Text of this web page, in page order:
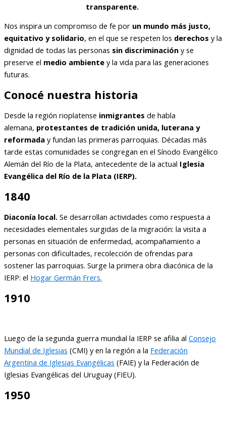
transparente.
Nos inspira un compromiso de fe por un mundo más justo,
equitativo y solidario, en el que se respeten los derechos y la
dignidad de todas las personas sin discriminación y se
preserve el medio ambiente y la vida para las generaciones
futuras.
Conocé nuestra historia
Desde la región rioplatense inmigrantes de habla
alemana, protestantes de tradición unida, luterana y
reformada y fundan las primeras parroquias. Décadas más
tarde estas comunidades se congregan en el Sínodo Evangélico
Alemán del Río de la Plata, antecedente de la actual Iglesia
Evangélica del Río de la Plata (IERP).
1840
Diaconía local. Se desarrollan actividades como respuesta a
necesidades elementales surgidas de la migración: la visita a
personas en situación de enfermedad, acompañamiento a
personas con dificultades, recolección de ofrendas para
sostener las parroquias. Surge la primera obra diacónica de la
IERP: el Hogar Germán Frers.
1910
Luego de la segunda guerra mundial la IERP se afilia al Consejo
Mundial de Iglesias (CMI) y en la región a la Federación
Argentina de Iglesias Evangélicas (FAIE) y la Federación de
Iglesias Evangélicas del Uruguay (FIEU).
1950